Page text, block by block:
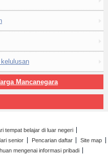
Mancanegara
tempat belajar di luar negeri
senior Pencarian daftar
Site map
mengenai informasi pribadi